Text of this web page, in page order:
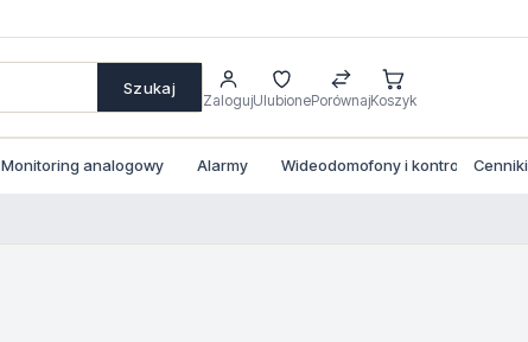
Szukaj
ZalogujUlubionePorównajKoszyk
Monitoring analogowy Alarmy Wideodomofony i kontrola dostepu
Cenniki